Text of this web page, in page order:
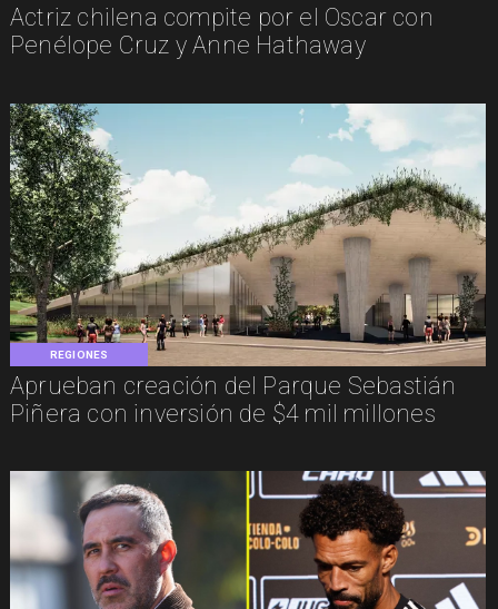
Actriz chilena compite por el Oscar con
Penélope Cruz y Anne Hathaway
REGIONES
Aprueban creación del Parque Sebastián
Piñera con inversión de $4 mil millones